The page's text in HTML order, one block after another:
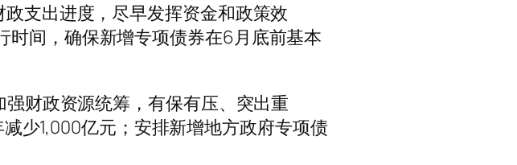
支出进度，尽早发挥资金和政策效
间，确保新增专项债券在6月底前基本
财政资源统筹，有保有压、突出重
少1,000亿元；安排新增地方政府专项债